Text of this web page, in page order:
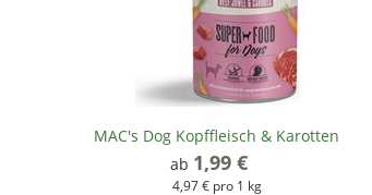
MAC's Dog Kopffleisch & Karotten
ab 1,99 €
4,97 € pro 1 kg